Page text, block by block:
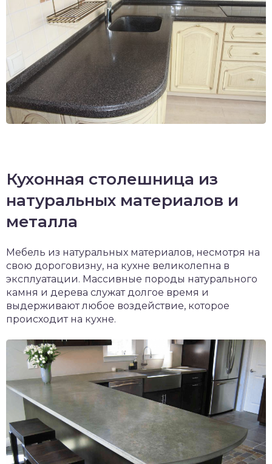
Кухонная столешница из
натуральных материалов и
металла
Мебель из натуральных материалов, несмотря на
свою дороговизну, на кухне великолепна в
эксплуатации. Массивные породы натурального
камня и дерева служат долгое время и
выдерживают любое воздействие, которое
происходит на кухне.